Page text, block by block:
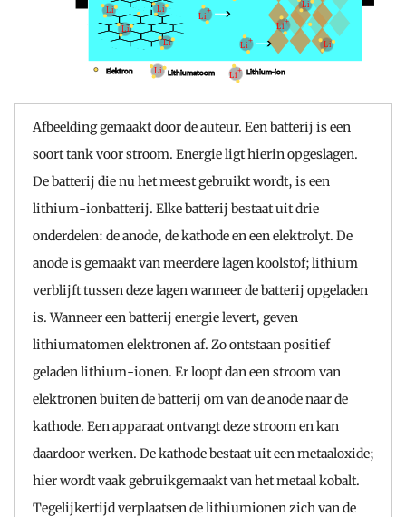
Afbeelding gemaakt door de auteur. Een batterij is een
soort tank voor stroom. Energie ligt hierin opgeslagen.
De batterij die nu het meest gebruikt wordt, is een
lithium-ionbatterij. Elke batterij bestaat uit drie
onderdelen: de anode, de kathode en een elektrolyt. De
anode is gemaakt van meerdere lagen koolstof; lithium
verblijft tussen deze lagen wanneer de batterij opgeladen
is. Wanneer een batterij energie levert, geven
lithiumatomen elektronen af. Zo ontstaan positief
geladen lithium-ionen. Er loopt dan een stroom van
elektronen buiten de batterij om van de anode naar de
kathode. Een apparaat ontvangt deze stroom en kan
daardoor werken. De kathode bestaat uit een metaaloxide;
hier wordt vaak gebruikgemaakt van het metaal kobalt.
Tegelijkertijd verplaatsen de lithiumionen zich van de